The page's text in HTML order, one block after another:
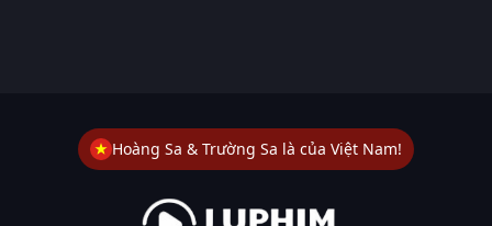
Hoàng Sa & Trường Sa là của Việt Nam!